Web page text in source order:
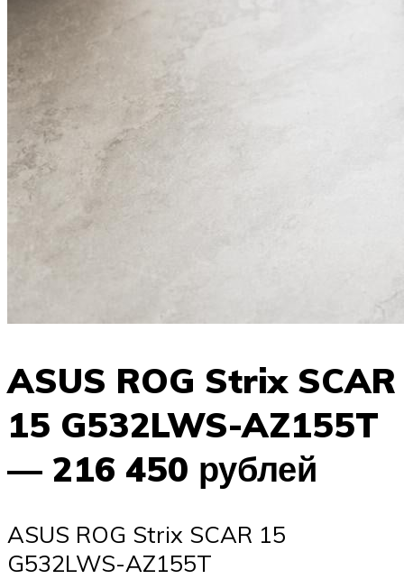
ASUS ROG Strix SCAR
15 G532LWS-AZ155T
— 216 450 рублей
ASUS ROG Strix SCAR 15
G532LWS-AZ155T